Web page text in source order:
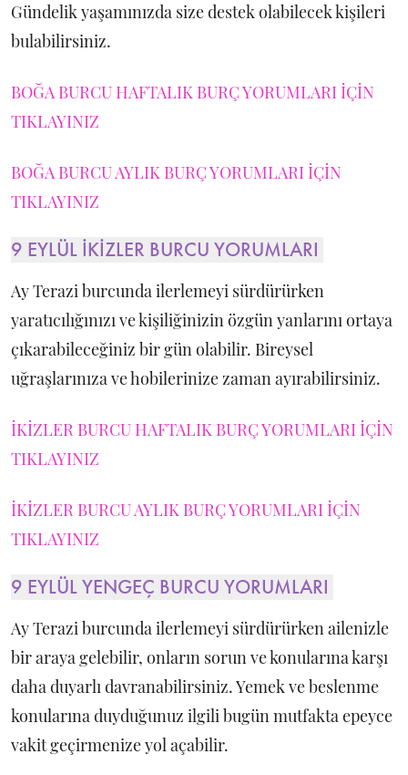
Gündelik yaşamınızda size destek olabilecek kişileri
bulabilirsiniz.
BOĞA BURCU HAFTALIK BURÇ YORUMLARI İÇİN
TIKLAYINIZ
BOĞA BURCU AYLIK BURÇ YORUMLARI İÇİN
TIKLAYINIZ
9 EYLÜL İKİZLER BURCU YORUMLARI
Ay Terazi burcunda ilerlemeyi sürdürürken
yaratıcılığınızı ve kişiliğinizin özgün yanlarını ortaya
çıkarabileceğiniz bir gün olabilir. Bireysel
uğraşlarınıza ve hobilerinize zaman ayırabilirsiniz.
İKİZLER BURCU HAFTALIK BURÇ YORUMLARI İÇİN
TIKLAYINIZ
İKİZLER BURCU AYLIK BURÇ YORUMLARI İÇİN
TIKLAYINIZ
9 EYLÜL YENGEÇ BURCU YORUMLARI
Ay Terazi burcunda ilerlemeyi sürdürürken ailenizle
bir araya gelebilir, onların sorun ve konularına karşı
daha duyarlı davranabilirsiniz. Yemek ve beslenme
konularına duyduğunuz ilgili bugün mutfakta epeyce
vakit geçirmenize yol açabilir.